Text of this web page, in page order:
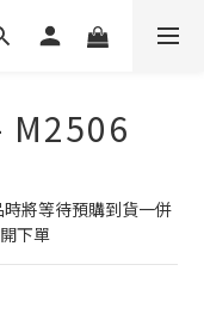
M2506
將等待預購到貨一併
下單